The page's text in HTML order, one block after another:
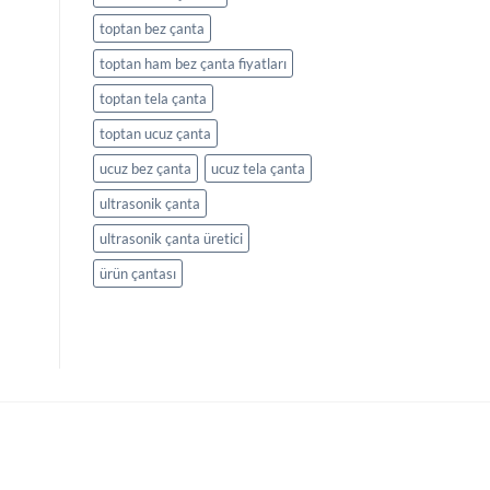
toptan bez çanta
toptan ham bez çanta fiyatları
toptan tela çanta
toptan ucuz çanta
ucuz bez çanta
ucuz tela çanta
ultrasonik çanta
ultrasonik çanta üretici
ürün çantası